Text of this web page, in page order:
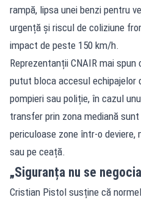
rampă, lipsa unei benzi pentru
urgență și riscul de coliziune
impact de peste 150 km/h.
Reprezentanții CNAIR mai
putut bloca accesul echipajelor
pompieri sau poliție, în cazul
transfer prin zona mediană
periculoase zone într-o deviere,
sau pe ceață.
„Siguranța nu se
Cristian Pistol susține că